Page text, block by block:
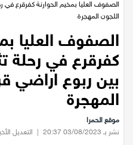
عيلبون
دير حنا
سخنين
عرابة
اخبار عالمية
الرئيسية / اخبار محلية
/
الصفوف العليا بمخيم الحوارنة كفرقرع في
الصفوف العليا
كفرقرع في رحلة
بين ربوع اراضي
المهجرة
موقع الحمرا